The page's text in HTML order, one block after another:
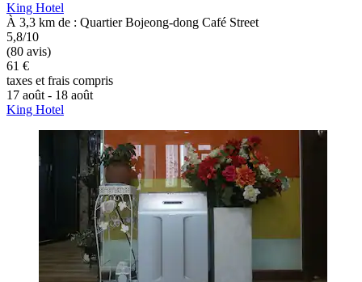
King Hotel
À 3,3 km de : Quartier Bojeong-dong Café Street
5,8/10
(80 avis)
61 €
taxes et frais compris
17 août - 18 août
King Hotel